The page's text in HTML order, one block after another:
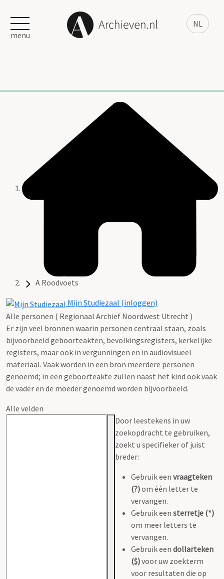
NL
menu
A Roodvoets
Mijn Studiezaal (inloggen)
Alle personen ( Regionaal Archief Noordwest Utrecht )
Er zijn veel bronnen waarin personen centraal staan, zoals
bijvoorbeeld geboorteakten, bevolkingsregisters, kerkelijke
registers, maar ook in vergunningen en in audiovisueel
materiaal. Vaak worden in een bron meerdere personen
genoemd; in een geboorteakte zullen naast het kind ook vaak
de vader en de moeder genoemd worden bijvoorbeeld.
Alle velden
Door leestekens in uw
zoekopdracht te gebruiken,
zoekt u specifieker of juist
breder:
Gebruik een vraagteken
(?)om één letter te
vervangen.
Gebruik een sterretje (*)
om meer letters te
vervangen.
Gebruik een dollarteken
($)voor uw zoekterm
voor resultaten die op